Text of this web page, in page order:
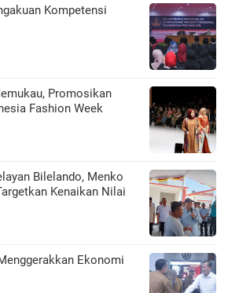
Kompetensi
Promosikan
Fashion Week
Bilelando, Menko
Kenaikan Nilai
Ekonomi